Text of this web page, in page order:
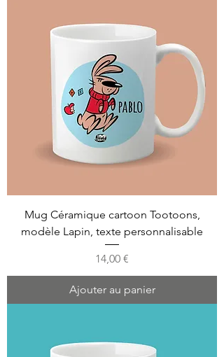
Mug Céramique cartoon Tootoons,
modèle Lapin, texte personnalisable
Prix
14,00 €
Ajouter au panier